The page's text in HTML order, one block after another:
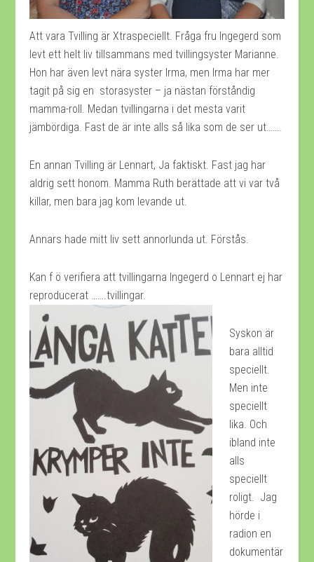
Att vara Tvilling är Xtraspeciellt. Fråga fru Ingegerd som
levt ett helt liv tillsammans med tvillingsyster Marianne.
Hon har även levt nära syster Irma, men Irma har mer
tagit på sig en storasyster – ja nästan förståndig
mamma-roll. Medan tvillingarna i det mesta varit
jämbördiga. Fast de är inte alls så lika som de ser ut…….
En annan Tvilling är Lennart, Ja faktiskt. Fast jag har
aldrig sett honom. Mamma Ruth berättade att vi var två
killar, men bara jag kom levande ut.
Annars hade mitt liv sett annorlunda ut. Förstås.
Kan f ö verifiera att tvillingarna Ingegerd o Lennart ej har
reproducerat …….tvillingar.
Syskon är
bara alltid
speciellt.
Men inte
speciellt
lika. Och
ibland inte
alls
speciellt
roligt. Jag
hörde i
radion en
dokumentär